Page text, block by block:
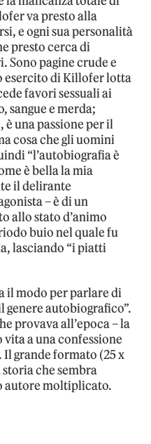
va presto alla
e ogni sua personalità
presto cerca di
Sono pagine crude e
esercito di Killofer lotta
favori sessuali ai
sangue e merda;
una passione per il
cosa che gli uomini
“l’autobiografia è
è bella la mia
il delirante
– è di un
allo stato d’animo
buio nel quale fu
lasciando “i piatti
il modo per parlare di
genere autobiografico”.
provava all’epoca – la
vita a una confessione
grande formato (25 x
storia che sembra
autore moltiplicato.